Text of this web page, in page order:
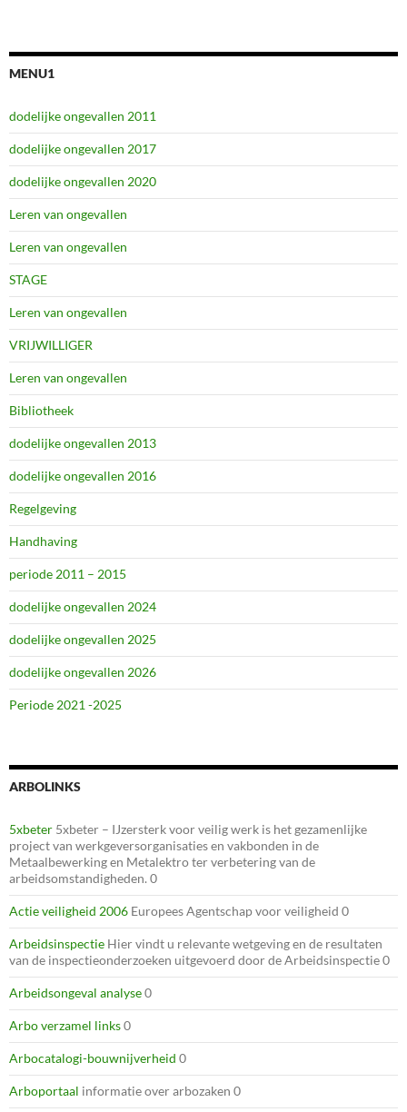
MENU1
dodelijke ongevallen 2011
dodelijke ongevallen 2017
dodelijke ongevallen 2020
Leren van ongevallen
Leren van ongevallen
STAGE
Leren van ongevallen
VRIJWILLIGER
Leren van ongevallen
Bibliotheek
dodelijke ongevallen 2013
dodelijke ongevallen 2016
Regelgeving
Handhaving
periode 2011 – 2015
dodelijke ongevallen 2024
dodelijke ongevallen 2025
dodelijke ongevallen 2026
Periode 2021 -2025
ARBOLINKS
5xbeter 5xbeter – IJzersterk voor veilig werk is het gezamenlijke
project van werkgeversorganisaties en vakbonden in de
Metaalbewerking en Metalektro ter verbetering van de
arbeidsomstandigheden. 0
Actie veiligheid 2006 Europees Agentschap voor veiligheid 0
Arbeidsinspectie Hier vindt u relevante wetgeving en de resultaten
van de inspectieonderzoeken uitgevoerd door de Arbeidsinspectie 0
Arbeidsongeval analyse0
Arbo verzamel links0
Arbocatalogi-bouwnijverheid 0
Arboportaal informatie over arbozaken 0